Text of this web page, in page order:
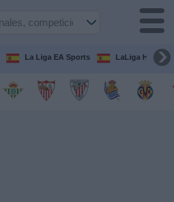
La Liga EA Sports LaLiga